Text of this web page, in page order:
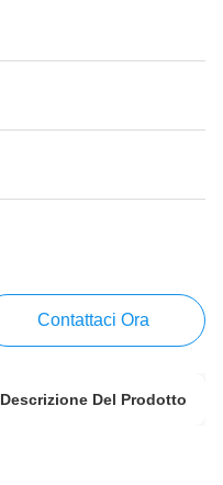
Contattaci Ora
Descrizione Del Prodotto